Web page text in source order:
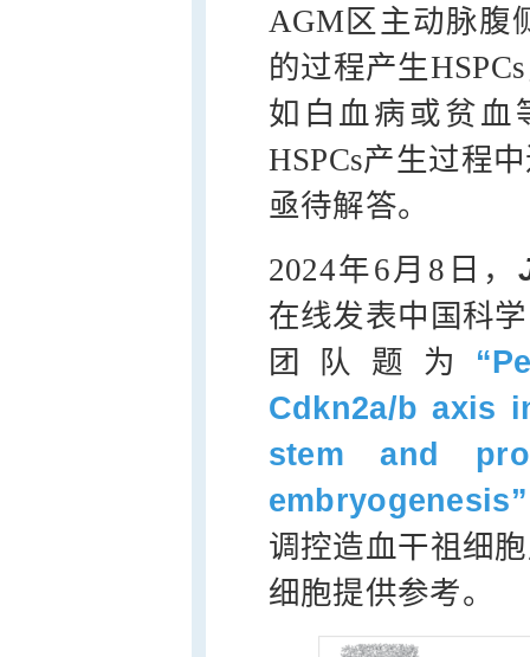
AGM区主动脉腹
的过程产生
如白血病或贫血
HSPCs产生过程
亟待解答。
2024年6月8日，
在线发表中国科
团队题为
Cdkn2a/b axis
stem and
embryogenesis”
调控造血干祖细
细胞提供参考。